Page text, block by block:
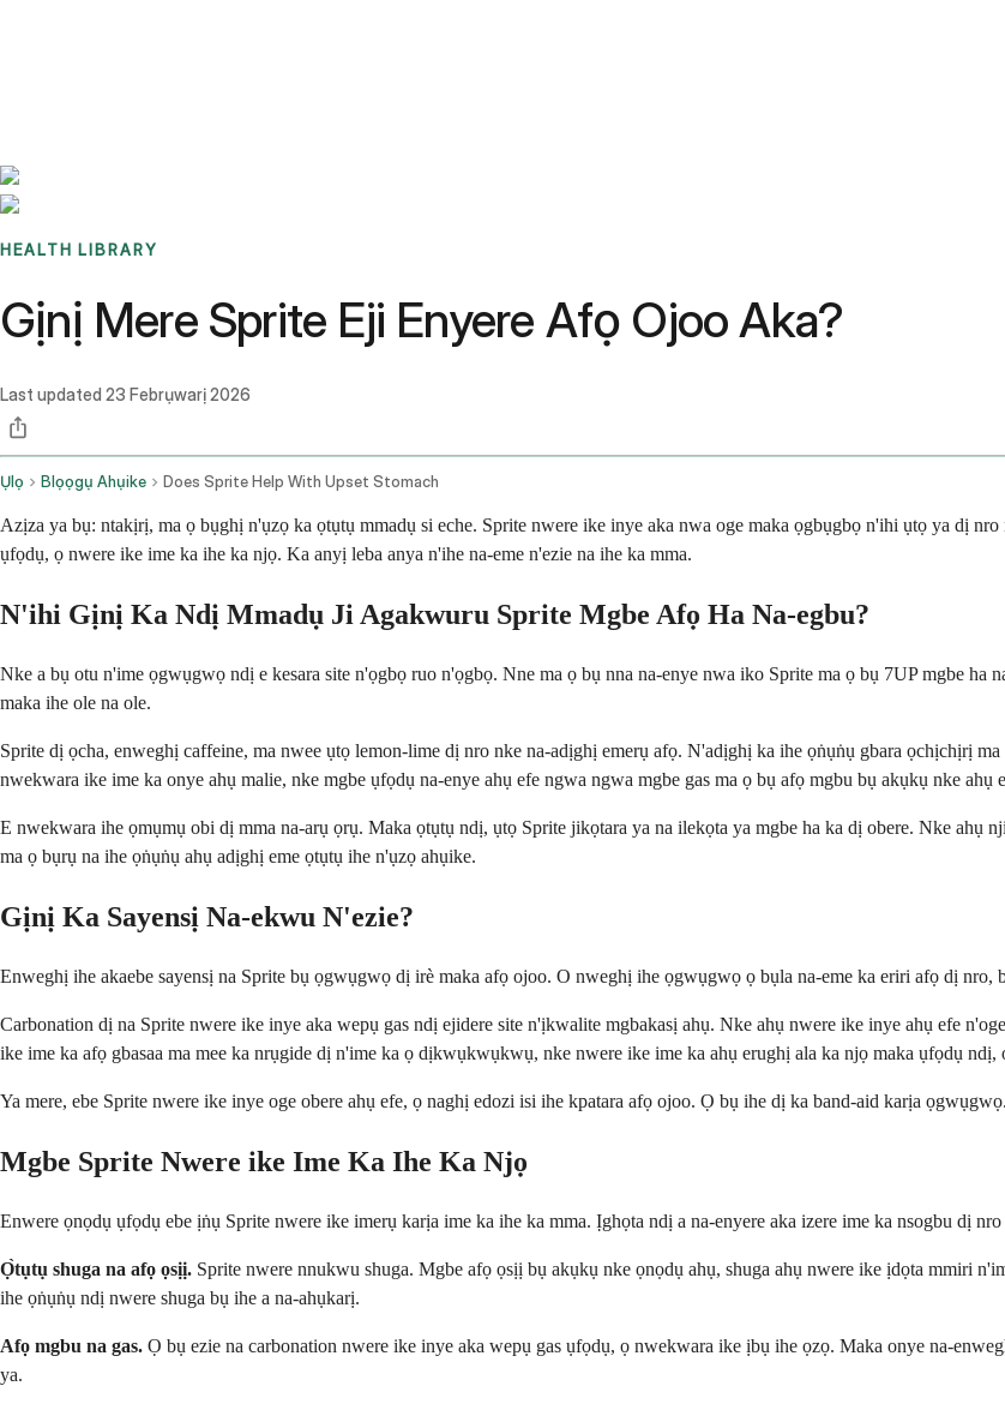
HEALTH LIBRARY
Gịnị Mere Sprite Eji Enyere Afọ Ojoo Aka?
Last updated 23 Febrụwarị 2026
Ụlọ Blọọgụ Ahụike Does Sprite Help With Upset Stomach
Azịza ya bụ: ntakịrị, ma ọ bụghị n'ụzọ ka ọtụtụ mmadụ si eche. Sprite nwere ike inye aka nwa oge maka ọgbụgbọ n'ihi ụtọ ya dị
ụfọdụ, ọ nwere ike ime ka ihe ka njọ. Ka anyị leba anya n'ihe na-eme n'ezie na ihe ka mma.
N'ihi Gịnị Ka Ndị Mmadụ Ji Agakwuru Sprite Mgbe Afọ Ha Na-egbu?
Nke a bụ otu n'ime ọgwụgwọ ndị e kesara site n'ọgbọ ruo n'ọgbọ. Nne ma ọ bụ nna na-enye nwa iko Sprite ma ọ bụ 7UP mgbe ha
maka ihe ole na ole.
Sprite dị ọcha, enweghị caffeine, ma nwee ụtọ lemon-lime dị nro nke na-adịghị emerụ afọ. N'adịghị ka ihe ọṅụṅụ gbara ọchịchịrị
nwekwara ike ime ka onye ahụ malie, nke mgbe ụfọdụ na-enye ahụ efe ngwa ngwa mgbe gas ma ọ bụ afọ mgbu bụ akụkụ nke ahụ
E nwekwara ihe ọmụmụ obi dị mma na-arụ ọrụ. Maka ọtụtụ ndị, ụtọ Sprite jikọtara ya na ilekọta ya mgbe ha ka dị obere. Nke ahụ
ma ọ bụrụ na ihe ọṅụṅụ ahụ adịghị eme ọtụtụ ihe n'ụzọ ahụike.
Gịnị Ka Sayensị Na-ekwu N'ezie?
Enweghị ihe akaebe sayensị na Sprite bụ ọgwụgwọ dị irè maka afọ ojoo. O nweghị ihe ọgwụgwọ ọ bụla na-eme ka eriri afọ dị nro,
Carbonation dị na Sprite nwere ike inye aka wepụ gas ndị ejidere site n'ịkwalite mgbakasị ahụ. Nke ahụ nwere ike inye ahụ efe
ike ime ka afọ gbasaa ma mee ka nrụgide dị n'ime ka ọ dịkwụkwụkwụ, nke nwere ike ime ka ahụ erughị ala ka njọ maka ụfọdụ
Ya mere, ebe Sprite nwere ike inye oge obere ahụ efe, ọ naghị edozi isi ihe kpatara afọ ojoo. Ọ bụ ihe dị ka band-aid karịa ọgwụgwọ.
Mgbe Sprite Nwere ike Ime Ka Ihe Ka Njọ
Enwere ọnọdụ ụfọdụ ebe ịṅụ Sprite nwere ike imerụ karịa ime ka ihe ka mma. Ịghọta ndị a na-enyere aka izere ime ka nsogbu dị
Ọ̀tụtụ shuga na afọ ọsịị. Sprite nwere nnukwu shuga. Mgbe afọ ọsịị bụ akụkụ nke ọnọdụ ahụ, shuga ahụ nwere ike ịdọta mmiri
ihe ọṅụṅụ ndị nwere shuga bụ ihe a na-ahụkarị.
Afọ mgbu na gas. Ọ bụ ezie na carbonation nwere ike inye aka wepụ gas ụfọdụ, ọ nwekwara ike ịbụ ihe ọzọ. Maka onye na-
ya.